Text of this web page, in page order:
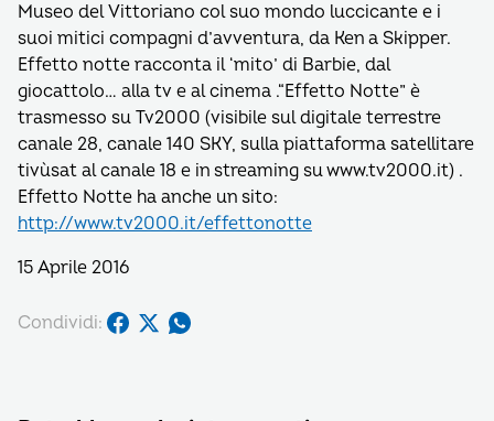
Museo del Vittoriano col suo mondo luccicante e i
suoi mitici compagni d’avventura, da Ken a Skipper.
Effetto notte racconta il ‘mito’ di Barbie, dal
giocattolo… alla tv e al cinema .“Effetto Notte” è
trasmesso su Tv2000 (visibile sul digitale terrestre
canale 28, canale 140 SKY, sulla piattaforma satellitare
tivùsat al canale 18 e in streaming su www.tv2000.it) .
Effetto Notte ha anche un sito:
http://www.tv2000.it/effettonotte
15 Aprile 2016
Condividi: